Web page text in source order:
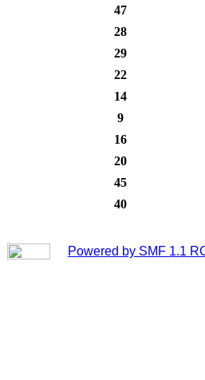
47
28
29
22
14
9
16
20
45
40
Powered by SMF 1.1